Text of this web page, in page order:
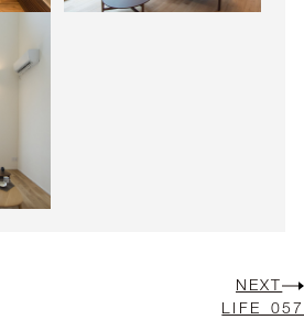
NEXT
LIFE_057